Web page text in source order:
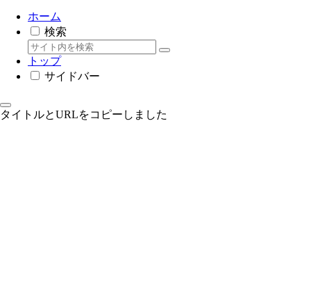
ホーム
検索
トップ
サイドバー
タイトルとURLをコピーしました